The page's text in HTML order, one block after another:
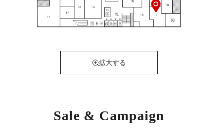
拡大する
Sale & Campaign